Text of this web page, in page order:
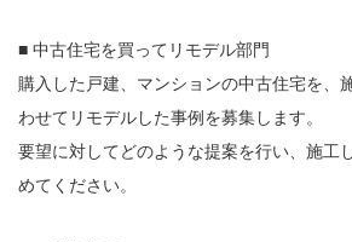
■ 中古住宅を買ってリモデル部門
購入した戸建、マンションの中古住宅を、
わせてリモデルした事例を募集します。
要望に対してどのような提案を行い、施工
めてください。